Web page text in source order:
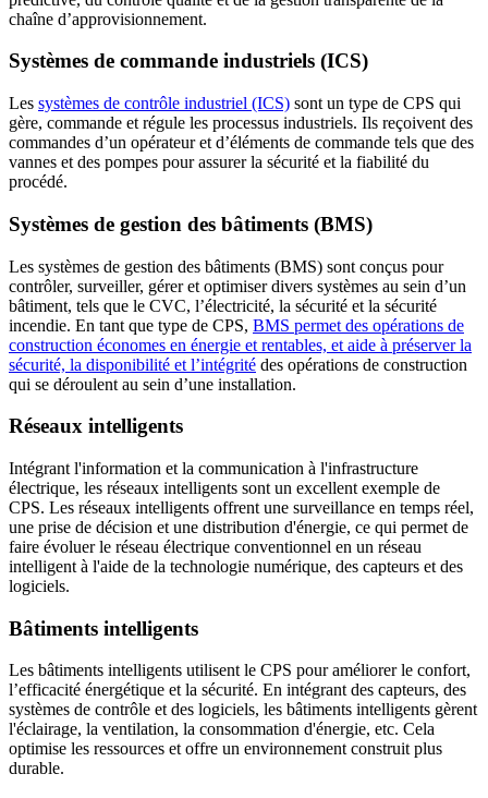
chaîne d’approvisionnement.
Systèmes de commande industriels (ICS)
Les systèmes de contrôle industriel (ICS) sont un type de CPS qui
gère, commande et régule les processus industriels. Ils reçoivent des
commandes d’un opérateur et d’éléments de commande tels que des
vannes et des pompes pour assurer la sécurité et la fiabilité du
procédé.
Systèmes de gestion des bâtiments (BMS)
Les systèmes de gestion des bâtiments (BMS) sont conçus pour
contrôler, surveiller, gérer et optimiser divers systèmes au sein d’un
bâtiment, tels que le CVC, l’électricité, la sécurité et la sécurité
incendie. En tant que type de CPS, BMS permet des opérations de
construction économes en énergie et rentables, et aide à préserver la
sécurité, la disponibilité et l’intégrité des opérations de construction
qui se déroulent au sein d’une installation.
Réseaux intelligents
Intégrant l'information et la communication à l'infrastructure
électrique, les réseaux intelligents sont un excellent exemple de
CPS. Les réseaux intelligents offrent une surveillance en temps réel,
une prise de décision et une distribution d'énergie, ce qui permet de
faire évoluer le réseau électrique conventionnel en un réseau
intelligent à l'aide de la technologie numérique, des capteurs et des
logiciels.
Bâtiments intelligents
Les bâtiments intelligents utilisent le CPS pour améliorer le confort,
l’efficacité énergétique et la sécurité. En intégrant des capteurs, des
systèmes de contrôle et des logiciels, les bâtiments intelligents gèrent
l'éclairage, la ventilation, la consommation d'énergie, etc. Cela
optimise les ressources et offre un environnement construit plus
durable.